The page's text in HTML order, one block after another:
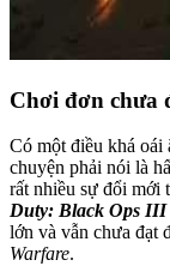
Chơi đơn chưa
Có một điều khá oái
chuyện phải nói là
rất nhiều sự đổi mới
Duty: Black Ops III
lớn và vẫn chưa đạt
Warfare.